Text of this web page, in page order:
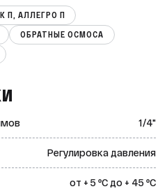
П, АЛЛЕГРО П
ОБРАТНЫЕ ОСМОСА
1/4"
Регулировка давления
от + 5 ºС до + 45 ºС